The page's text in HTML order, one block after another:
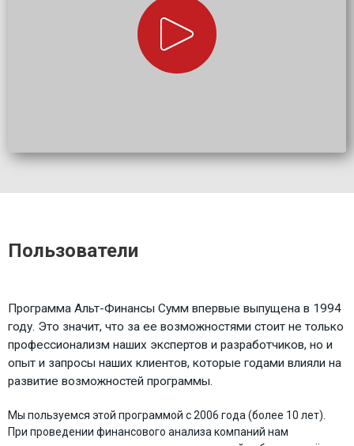
Пользователи
Программа Альт-Финансы Сумм впервые выпущена в 1994
году. Это значит, что за ее возможностями стоит не только
профессионализм наших экспертов и разработчиков, но и
опыт и запросы наших клиентов, которые годами влияли на
развитие возможностей программы.
Мы пользуемся этой программой с 2006 года (более 10 лет).
При проведении финансового анализа компаний нам